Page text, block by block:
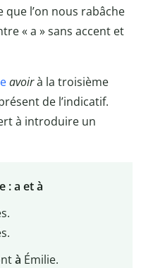
que l’on nous rabâche
« a » sans accent et
avoirà la troisième
de l’indicatif.
à introduire un
: a et à
à Émilie.